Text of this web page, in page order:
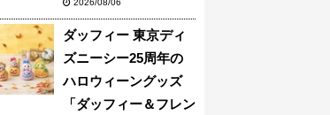
ダッフィー 東京ディ
ズニーシー25周年の
ハロウィーングッズ
「ダッフィー＆フレン